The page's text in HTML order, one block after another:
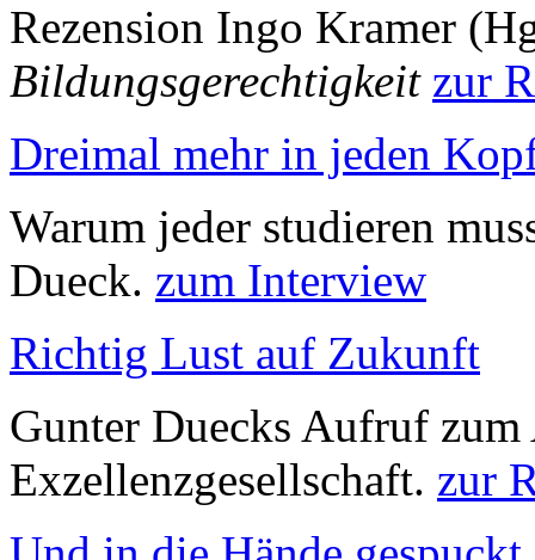
Rezension Ingo Kramer
Bildungsgerechtigkeit zur
Dreimal mehr in jeden
Warum jeder studieren
Dueck. zum Interview
Richtig Lust auf Zukunft
Gunter Duecks Aufruf
Exzellenzgesellschaft. zur